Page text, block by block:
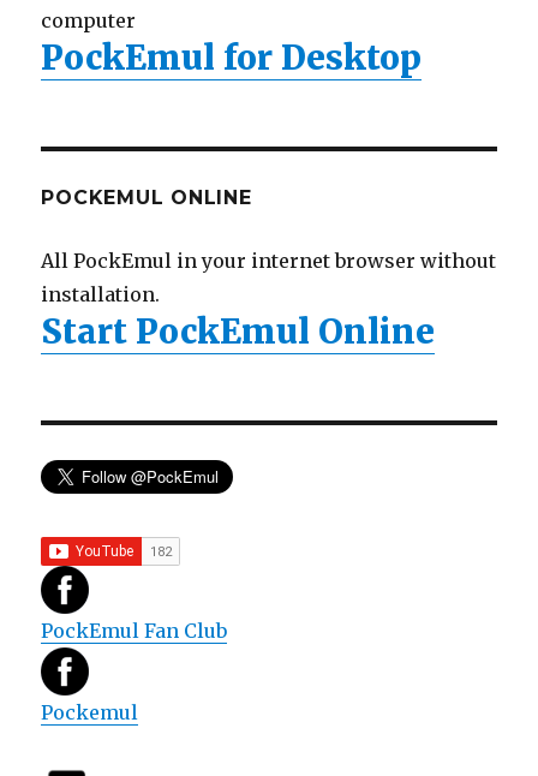
computer
PockEmul for Desktop
POCKEMUL ONLINE
All PockEmul in your internet browser without
installation.
Start PockEmul Online
PockEmul Fan Club
Pockemul